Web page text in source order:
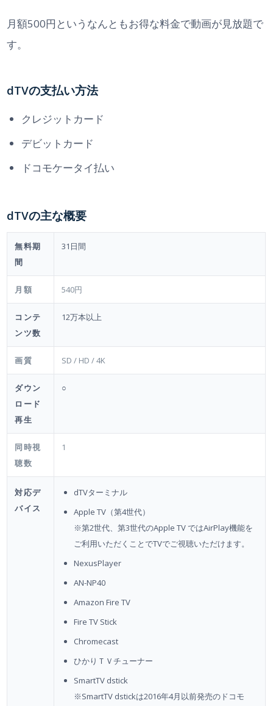
月額500円というなんともお得な料金で動画が見放題で
す。
dTVの支払い方法
クレジットカード
デビットカード
ドコモケータイ払い
dTVの主な概要
無料期
間
31日間
月額 540円
コンテ
ンツ数
12万本以上
画質 SD / HD / 4K
ダウン
ロード
再生
○
同時視
聴数
1
対応デ
バイス
dTVターミナル
Apple TV（第4世代）
※第2世代、第3世代のApple TV ではAirPlay機能を
ご利用いただくことでTVでご視聴いただけます。
NexusPlayer
AN-NP40
Amazon Fire TV
Fire TV Stick
Chromecast
ひかりＴＶチューナー
SmartTV dstick
※SmartTV dstickは2016年4月以前発売のドコモ